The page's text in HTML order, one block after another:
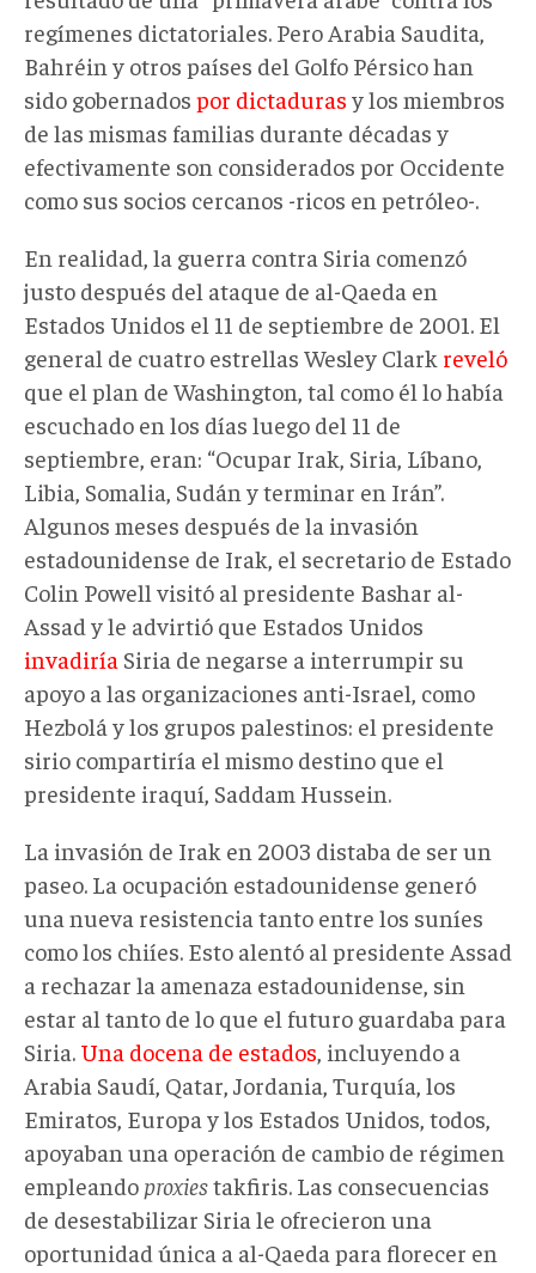
regímenes dictatoriales. Pero Arabia Saudita,
Bahréin y otros países del Golfo Pérsico han
sido gobernados por dictaduras y los miembros
de las mismas familias durante décadas y
efectivamente son considerados por Occidente
como sus socios cercanos -ricos en petróleo-.
En realidad, la guerra contra Siria comenzó
justo después del ataque de al-Qaeda en
Estados Unidos el 11 de septiembre de 2001. El
general de cuatro estrellas Wesley Clark reveló
que el plan de Washington, tal como él lo había
escuchado en los días luego del 11 de
septiembre, eran: “Ocupar Irak, Siria, Líbano,
Libia, Somalia, Sudán y terminar en Irán”.
Algunos meses después de la invasión
estadounidense de Irak, el secretario de Estado
Colin Powell visitó al presidente Bashar al-
Assad y le advirtió que Estados Unidos
invadiría Siria de negarse a interrumpir su
apoyo a las organizaciones anti-Israel, como
Hezbolá y los grupos palestinos: el presidente
sirio compartiría el mismo destino que el
presidente iraquí, Saddam Hussein.
La invasión de Irak en 2003 distaba de ser un
paseo. La ocupación estadounidense generó
una nueva resistencia tanto entre los suníes
como los chiíes. Esto alentó al presidente Assad
a rechazar la amenaza estadounidense, sin
estar al tanto de lo que el futuro guardaba para
Siria. Una docena de estados , incluyendo a
Arabia Saudí, Qatar, Jordania, Turquía, los
Emiratos, Europa y los Estados Unidos, todos,
apoyaban una operación de cambio de régimen
empleando proxiestakfiris. Las consecuencias
de desestabilizar Siria le ofrecieron una
oportunidad única a al-Qaeda para florecer en